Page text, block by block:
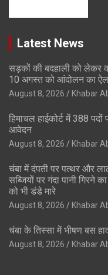
Latest News
सड़कों की बदहाली को लेकर
10 अगस्त को आंदोलन का
August 8, 2026 Khabar
हिमाचल हाईकोर्ट में 388
आवेदन
August 8, 2026 Khabar
चंबा में दंपती पर पत्थर और
सब्जियों पर गंदा पानी गिरने
को भी डंडे मारे
August 8, 2026 Khabar
चंबा के तिस्सा में भीषण बस
August 8, 2026 Khabar